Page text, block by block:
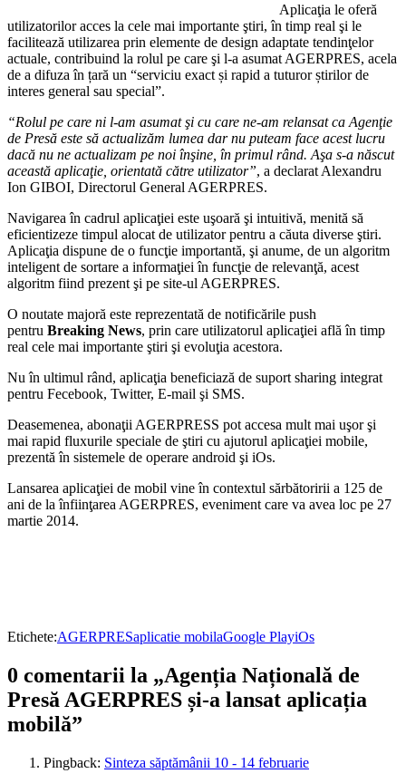
Aplicaţia le oferă
utilizatorilor acces la cele mai importante ştiri, în timp real şi le
facilitează utilizarea prin elemente de design adaptate tendinţelor
actuale, contribuind la rolul pe care şi l-a asumat AGERPRES, acela
de a difuza în țară un “serviciu exact și rapid a tuturor știrilor de
interes general sau special”.
“Rolul pe care ni l-am asumat şi cu care ne-am relansat ca Agenţie
de Presă este să actualizăm lumea dar nu puteam face acest lucru
dacă nu ne actualizam pe noi înşine, în primul rând. Aşa s-a născut
această aplicaţie, orientată către utilizator”, a declarat Alexandru
Ion GIBOI, Directorul General AGERPRES.
Navigarea în cadrul aplicaţiei este uşoară şi intuitivă, menită să
eficientizeze timpul alocat de utilizator pentru a căuta diverse ştiri.
Aplicaţia dispune de o funcţie importantă, şi anume, de un algoritm
inteligent de sortare a informaţiei în funcţie de relevanţă, acest
algoritm fiind prezent şi pe site-ul AGERPRES.
O noutate majoră este reprezentată de notificările push
pentru Breaking News, prin care utilizatorul aplicaţiei află în timp
real cele mai importante ştiri şi evoluţia acestora.
Nu în ultimul rând, aplicaţia beneficiază de suport sharing integrat
pentru Fecebook, Twitter, E-mail şi SMS.
Deasemenea, abonaţii AGERPRESS pot accesa mult mai uşor şi
mai rapid fluxurile speciale de ştiri cu ajutorul aplicaţiei mobile,
prezentă în sistemele de operare android şi iOs.
Lansarea aplicaţiei de mobil vine în contextul sărbătoririi a 125 de
ani de la înfiinţarea AGERPRES, eveniment care va avea loc pe 27
martie 2014.
Etichete:AGERPRESaplicatie mobilaGoogle PlayiOs
0 comentarii la „Agenția Națională de
Presă AGERPRES și-a lansat aplicația
mobilă”
Pingback: Sinteza săptămânii 10 - 14 februarie